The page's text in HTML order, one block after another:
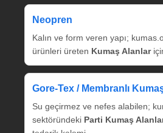
Neopren
Kalın ve form veren yapı;
ürünleri üreten Kumaş Alanlar
Gore‑Tex / Membranlı
Su geçirmez ve nefes alabilen;
sektöründeki Parti Kumaş